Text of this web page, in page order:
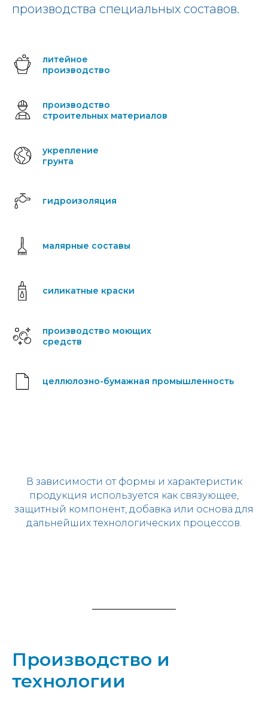
производства специальных составов.
литейное
производство
производство
строительных материалов
укрепление
грунта
гидроизоляция
малярные составы
силикатные краски
производство моющих
средств
целлюлозно-бумажная промышленность
В зависимости от формы и характеристик
продукция используется как связующее,
защитный компонент, добавка или основа для
дальнейших технологических процессов.
Производство и
технологии